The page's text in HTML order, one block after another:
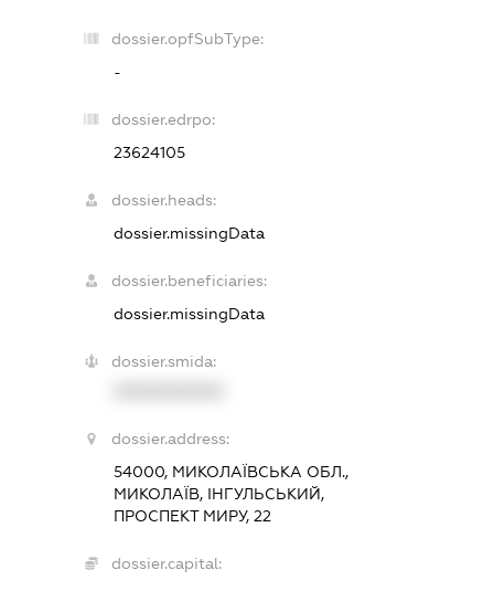
dossier.opfSubType:
-
dossier.edrpo:
23624105
dossier.heads:
dossier.missingData
dossier.beneficiaries:
dossier.missingData
dossier.smida:
dossier.address:
54000, МИКОЛАЇВСЬКА ОБЛ.,
МИКОЛАЇВ, ІНГУЛЬСЬКИЙ,
ПРОСПЕКТ МИРУ, 22
dossier.capital: